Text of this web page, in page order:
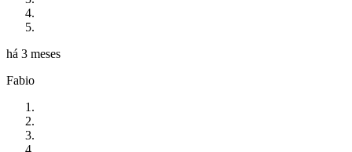
há 3 meses
Fabio